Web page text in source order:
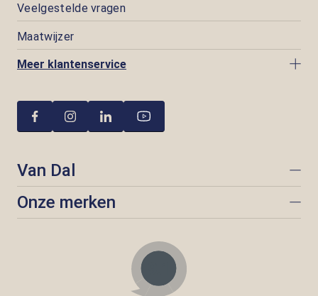
Veelgestelde vragen
Maatwijzer
Meer klantenservice
Van Dal
Onze merken